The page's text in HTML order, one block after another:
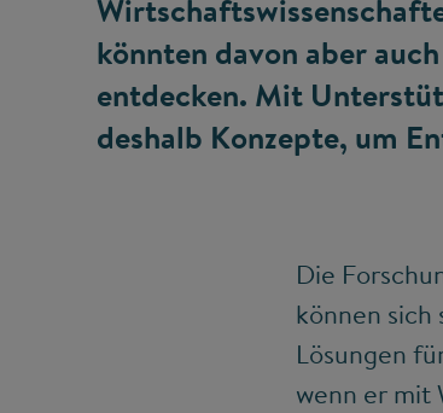
könnten davon aber
entdecken. Mit
deshalb Konzepte, um
Die
können sich
Lösungen
wenn er mit